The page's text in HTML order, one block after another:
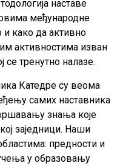
наставе
међународне
и како да активно
активностима изван
се тренутно налазе.
Катедре су веома
самих наставника
знања које
заједници. Наши
предности и
у образовању